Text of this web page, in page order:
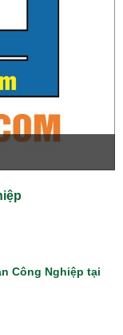
Công Nghiệp tại